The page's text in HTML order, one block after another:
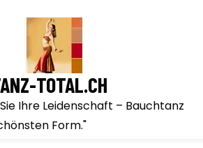
TOTAL.CH
Ihre Leidenschaft – Bauchtanz
Form."